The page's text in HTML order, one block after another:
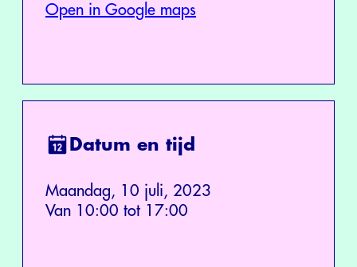
Open in Google maps
Datum en tijd
Maandag, 10 juli, 2023
Van 10:00 tot 17:00